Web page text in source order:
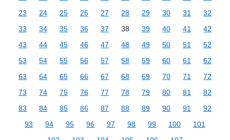
23
24 25 26 27 28 29 30 31
32
33
34 35 36 37 38 39 40 41
42
43
44 45 46 47 48 49 50 51
52
53
54 55 56 57 58 59 60 61
62
63
64 65 66 67 68 69 70 71
72
73
74 75 76 77 78 79 80 81
82
83
84 85 86 87 88 89 90 91
92
93
94 95 96 97 98 99 100
101